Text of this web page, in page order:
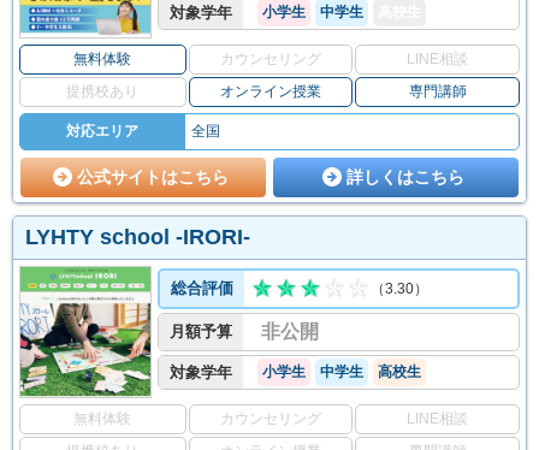
対象学年 小学生 中学生
無料体験 カウンセリング
LINE相談
提携校あり
オンライン授業 専門講師
対応エリア 全国
公式サイトはこちら 詳しくはこちら
LYHTY school -IRORI-
総合評価 （3.30）
月額予算 非公開
対象学年 小学生 中学生 高校生
無料体験 カウンセリング
LINE相談